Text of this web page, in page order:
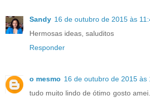
Sandy 16 de outubro de 2015 às
Hermosas ideas, saluditos
Responder
o mesmo 16 de outubro de 2015 às
tudo muito lindo de ótimo gosto